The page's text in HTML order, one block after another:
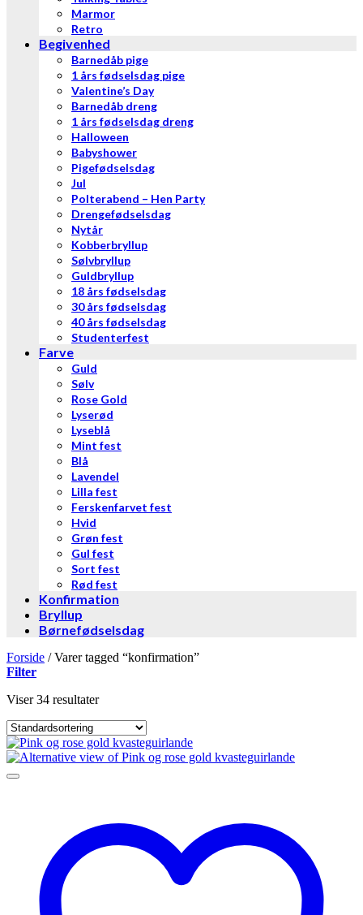
Marmor
Retro
Begivenhed
Barnedåb pige
1 års fødselsdag pige
Valentine’s Day
Barnedåb dreng
1 års fødselsdag dreng
Halloween
Babyshower
Pigefødselsdag
Jul
Polterabend – Hen Party
Drengefødselsdag
Nytår
Kobberbryllup
Sølvbryllup
Guldbryllup
18 års fødselsdag
30 års fødselsdag
40 års fødselsdag
Studenterfest
Farve
Guld
Sølv
Rose Gold
Lyserød
Lyseblå
Mint fest
Blå
Lavendel
Lilla fest
Ferskenfarvet fest
Hvid
Grøn fest
Gul fest
Sort fest
Rød fest
Konfirmation
Bryllup
Børnefødselsdag
Forside /Varer tagged “konfirmation”
Filter
Viser 34 resultater